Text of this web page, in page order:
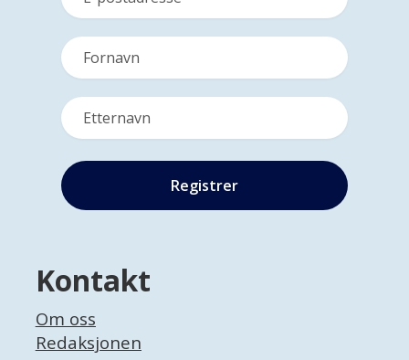
Kontakt
Om oss
Redaksjonen